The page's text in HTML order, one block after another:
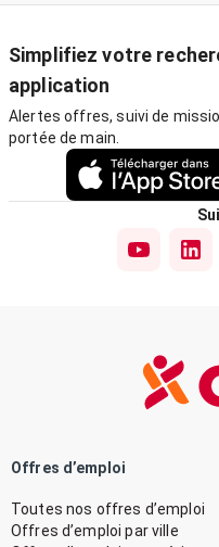
Simplifiez votre
application
Alertes offres, suivi de
portée de main.
Offres d’emploi
Toutes nos offres d’emploi
Offres d’emploi par ville